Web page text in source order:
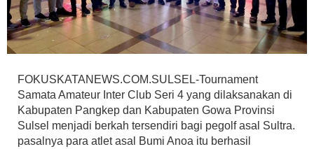
FOKUSKATANEWS.COM.SULSEL-Tournament
Samata Amateur Inter Club Seri 4 yang dilaksanakan di
Kabupaten Pangkep dan Kabupaten Gowa Provinsi
Sulsel menjadi berkah tersendiri bagi pegolf asal Sultra.
pasalnya para atlet asal Bumi Anoa itu berhasil